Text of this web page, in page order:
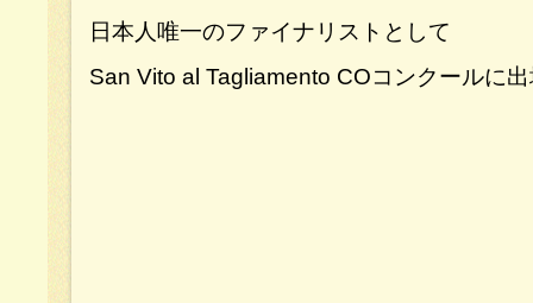
日本人唯一のファイナリストとして
San Vito al Tagliamento COコンクールに